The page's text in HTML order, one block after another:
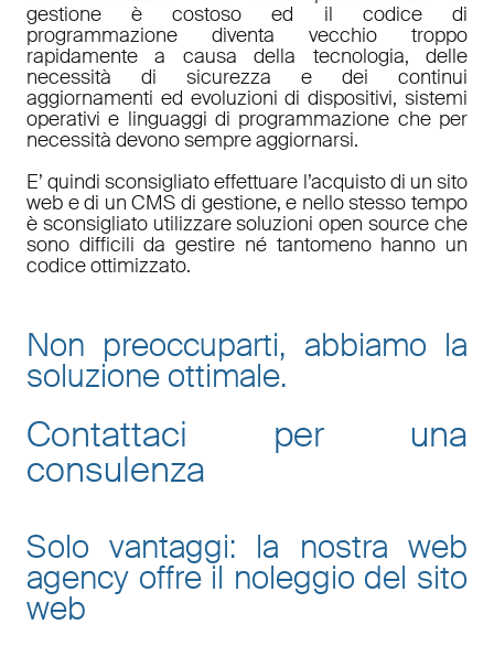
gestione è costoso ed il codice di
programmazione diventa vecchio troppo
rapidamente a causa della tecnologia, delle
necessità di sicurezza e dei continui
aggiornamenti ed evoluzioni di dispositivi, sistemi
operativi e linguaggi di programmazione che per
necessità devono sempre aggiornarsi.
E’ quindi sconsigliato effettuare l’acquisto di un sito
web e di un CMS di gestione, e nello stesso tempo
è sconsigliato utilizzare soluzioni open source che
sono difficili da gestire né tantomeno hanno un
codice ottimizzato.
Non preoccuparti, abbiamo la
soluzione ottimale.
Contattaci per una
consulenza
Solo vantaggi: la nostra web
agency offre il noleggio del sito
web